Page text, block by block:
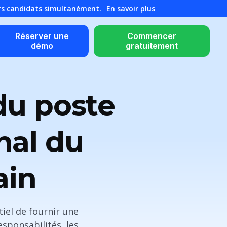
candidats simultanément. En savoir plus
Réserver une
démo
Commencer
gratuitement
poste
du
de fournir une